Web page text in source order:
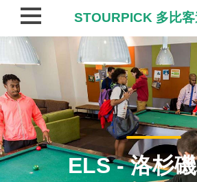
ELS - 洛杉
STOURPICK 多比客